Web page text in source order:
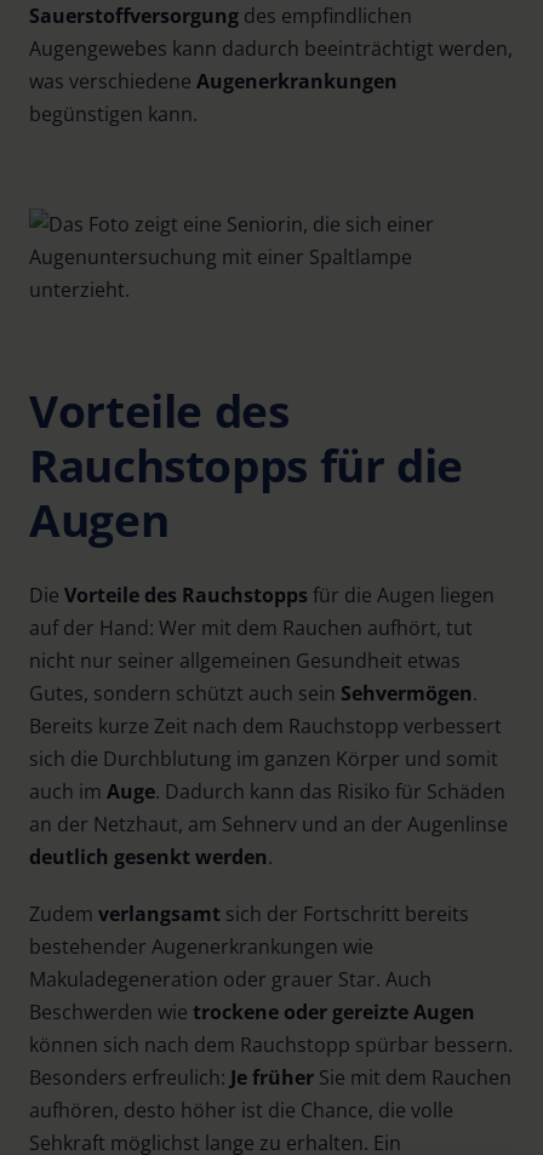
Sauerstoffversorgung des empfindlichen
Augengewebes kann dadurch beeinträchtigt werden,
was verschiedene Augenerkrankungen
begünstigen kann.
Vorteile des
Rauchstopps für die
Augen
Die Vorteile des Rauchstopps für die Augen liegen
auf der Hand: Wer mit dem Rauchen aufhört, tut
nicht nur seiner allgemeinen Gesundheit etwas
Gutes, sondern schützt auch sein Sehvermögen.
Bereits kurze Zeit nach dem Rauchstopp verbessert
sich die Durchblutung im ganzen Körper und somit
auch im Auge. Dadurch kann das Risiko für Schäden
an der Netzhaut, am Sehnerv und an der Augenlinse
deutlich gesenkt werden.
Zudem verlangsamt sich der Fortschritt bereits
bestehender Augenerkrankungen wie
Makuladegeneration oder grauer Star. Auch
Beschwerden wie trockene oder gereizte Augen
können sich nach dem Rauchstopp spürbar bessern.
Besonders erfreulich: Je früher Sie mit dem Rauchen
aufhören, desto höher ist die Chance, die volle
Sehkraft möglichst lange zu erhalten. Ein